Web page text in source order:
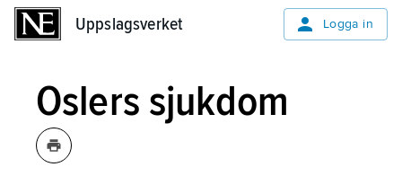
Uppslagsverket Logga in
Oslers sjukdom